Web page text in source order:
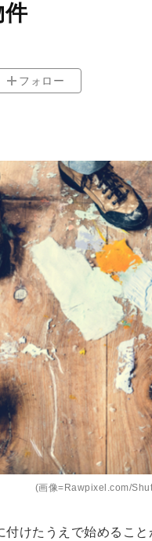
フォロー
(画像=Rawpixel.com/
けたうえで始めるこ